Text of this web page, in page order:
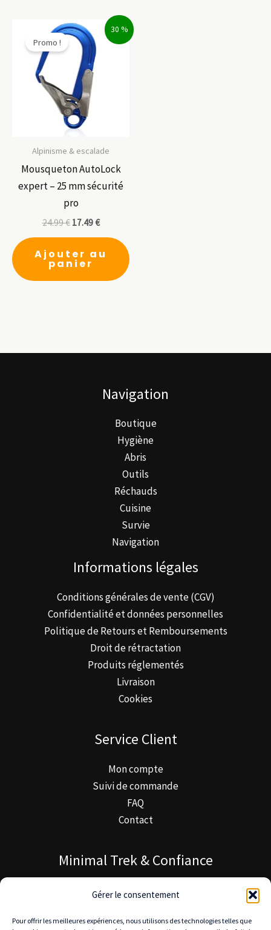
Gérer le consentement
Pour offrir les meilleures expériences, nous utilisons des technologies telles que
variations.
Les
30 %
Promo !
Alpinisme & escalade
Mousqueton AutoLock
expert – 25 mm sécurité
pro
24.99€ 17.49€
Ajouter au
panier
Navigation
Boutique
Hygiène
Abris
Outils
Réchauds
Cuisine
Survie
Navigation
Informations légales
Conditions générales de vente (CGV)
Confidentialité et données personnelles
Politique de Retours et Remboursements
Droit de rétractation
Produits réglementés
Livraison
Cookies
Service Client
Mon compte
Suivi de commande
FAQ
Contact
Minimal Trek & Confiance
À propos de Minimal Trek
Notre mission